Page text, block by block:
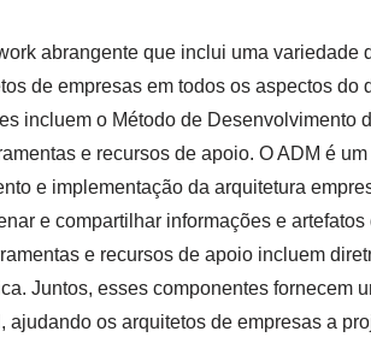
abrangente que inclui uma variedade
de empresas em todos os aspectos do
incluem o Método de Desenvolvimento
e recursos de apoio. O ADM é
e implementação da arquitetura
e compartilhar informações e
e recursos de apoio incluem
Juntos, esses componentes fornecem
ajudando os arquitetos de empresas a